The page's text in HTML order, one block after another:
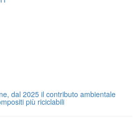
dal 2025 il contributo ambientale
più riciclabili